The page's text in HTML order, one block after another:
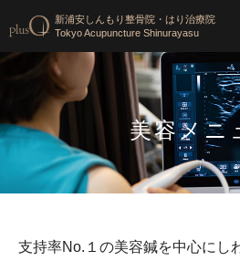
新浦安しんもり整骨院・はり治療院
Tokyo Acupuncture Shinurayasu
美容メニ
支持率No.１の美容鍼を中心にし